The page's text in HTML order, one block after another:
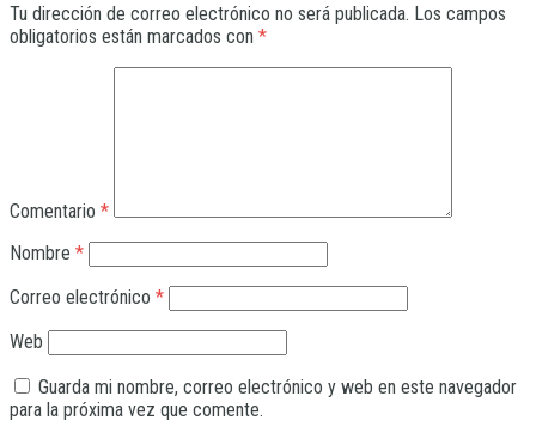
Tu dirección de correo electrónico no será publicada. Los campos
obligatorios están marcados con *
Comentario *
Nombre *
Correo electrónico *
Web
Guarda mi nombre, correo electrónico y web en este navegador
para la próxima vez que comente.